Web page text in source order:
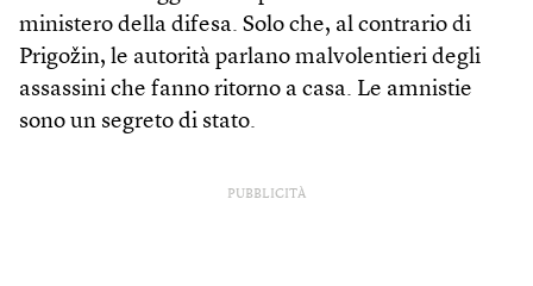
ministero della difesa. Solo che, al contrario di
Prigožin, le autorità parlano malvolentieri degli
assassini che fanno ritorno a casa. Le amnistie
sono un segreto di stato.
PUBBLICITÀ